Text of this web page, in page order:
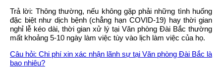
Trả lời: Thông thường, nếu không gặp phải những tình huống
đặc biệt như dịch bệnh (chẳng hạn COVID-19) hay thời gian
nghỉ lễ kéo dài, thời gian xử lý tại Văn phòng Đài Bắc thường
mất khoảng 5-10 ngày làm việc tùy vào lịch làm việc của họ.
Câu hỏi: Chi phí xin xác nhận lãnh sự tại Văn phòng Đài Bắc là
bao nhiêu?